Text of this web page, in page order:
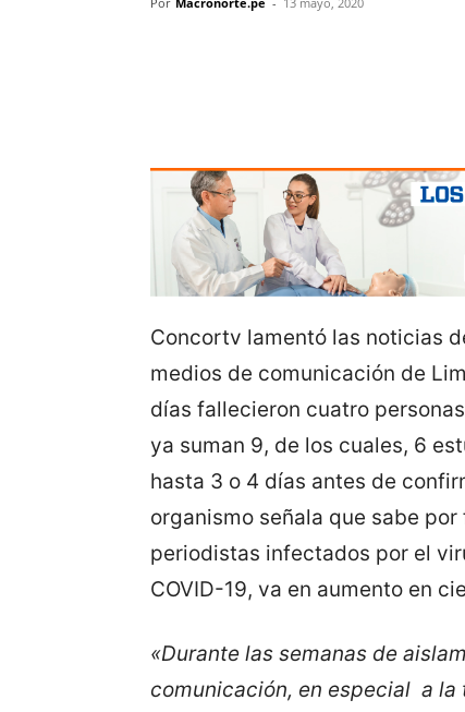
Concortv lamentó las noticias
medios de comunicación de
días fallecieron cuatro
ya suman 9, de los cuales, 6
hasta 3 o 4 días antes de
organismo señala que sabe
periodistas infectados por el
COVID-19, va en aumento en
«Durante las semanas de
comunicación, en especial a